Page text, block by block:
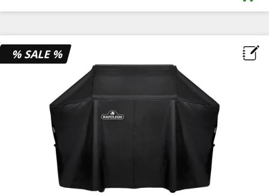
% SALE %